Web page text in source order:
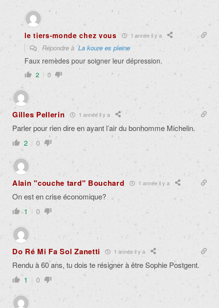
le tiers-monde chez vous 1 année il y a
Répondre àLa koure es pleine
Faux remèdes pour soigner leur dépression.
2 0
Gilles Pellerin 1 année il y a
Parler pour rien dire en ayant l’air du bonhomme Michelin.
2 0
Alain "couche tard" Bouchard 1 année il y a
On est en crise économique?
1 0
Do Ré Mi Fa Sol Zanetti 1 année il y a
Rendu à 60 ans, tu dois te résigner à être Sophie Postgent.
1 0